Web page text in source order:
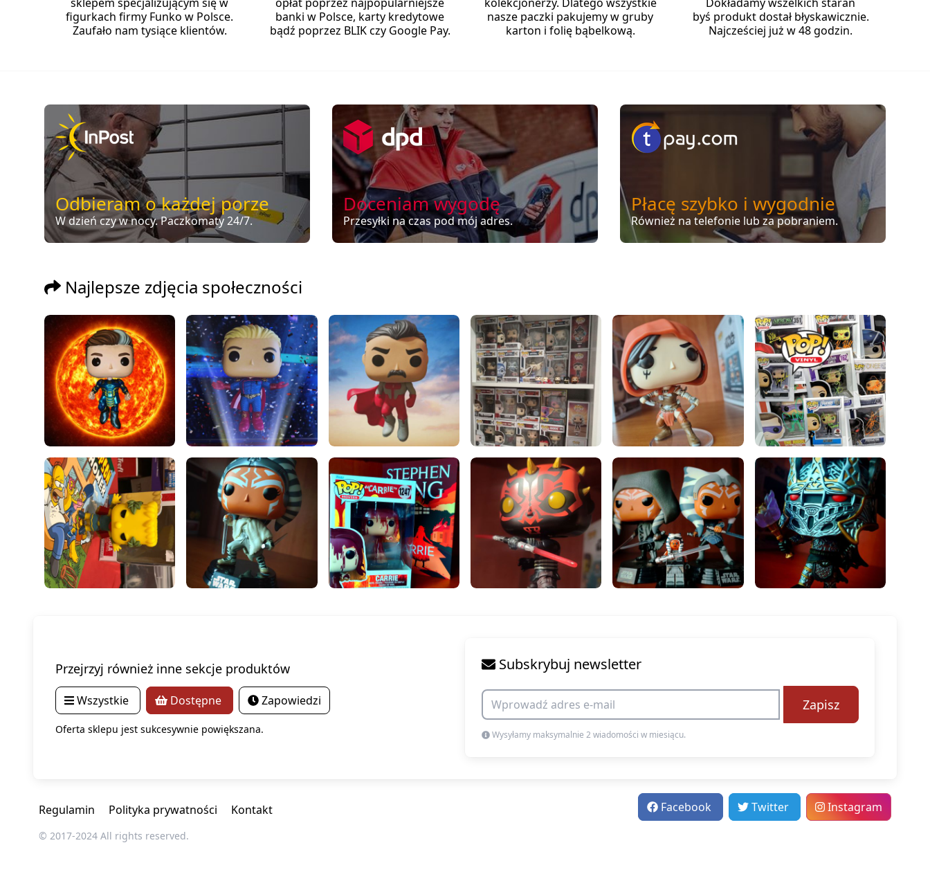
sklepem specjalizującym się w
figurkach firmy Funko w Polsce.
Zaufało nam tysiące klientów.
opłat poprzez najpopularniejsze
banki w Polsce, karty kredytowe
bądź poprzez BLIK czy Google Pay.
kolekcjonerzy. Dlatego wszystkie
nasze paczki pakujemy w gruby
karton i folię bąbelkową.
Dokładamy wszelkich starań
byś produkt dostał błyskawicznie.
Najcześciej już w 48 godzin.
Odbieram o każdej porze
W dzień czy w nocy. Paczkomaty 24/7.
Doceniam wygodę
Przesyłki na czas pod mój adres.
Płacę szybko i wygodnie
Również na telefonie lub za pobraniem.
Najlepsze zdjęcia społeczności
Przejrzyj również inne sekcje produktów
Wszystkie Dostępne Zapowiedzi
Oferta sklepu jest sukcesywnie powiększana.
Subskrybuj newsletter
Zapisz
Wysyłamy maksymalnie 2 wiadomości w miesiącu.
Facebook Twitter Instagram
Regulamin Polityka prywatności Kontakt
© 2017-2024 All rights reserved.